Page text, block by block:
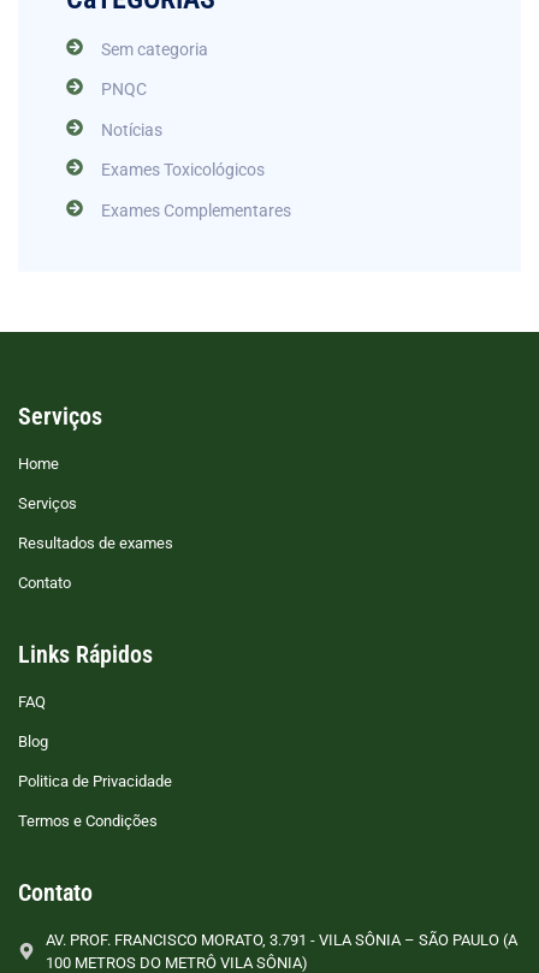
Sem categoria
PNQC
Notícias
Exames Toxicológicos
Exames Complementares
Serviços
Home
Serviços
Resultados de exames
Contato
Links Rápidos
FAQ
Blog
Politica de Privacidade
Termos e Condições
Contato
AV. PROF. FRANCISCO MORATO, 3.791 - VILA SÔNIA – SÃO PAULO (A
100 METROS DO METRÔ VILA SÔNIA)